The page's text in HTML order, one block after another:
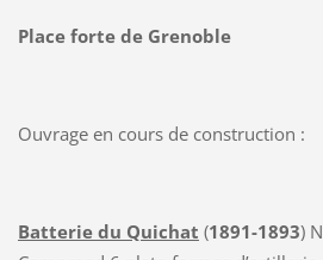
Place forte de Grenoble
Ouvrage en cours de construction :
Batterie du Quichat (1891-1893)